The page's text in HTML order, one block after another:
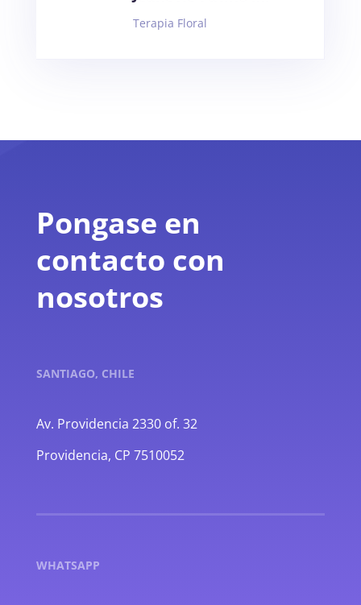
Terapia Floral
Pongase en
contacto con
nosotros
SANTIAGO, CHILE
Av. Providencia 2330 of. 32
Providencia, CP 7510052
WHATSAPP